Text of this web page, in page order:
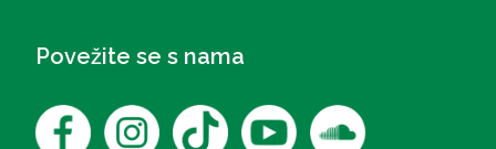
Povežite se s nama